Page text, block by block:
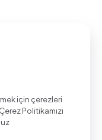
için çerezleri
Politikamızı